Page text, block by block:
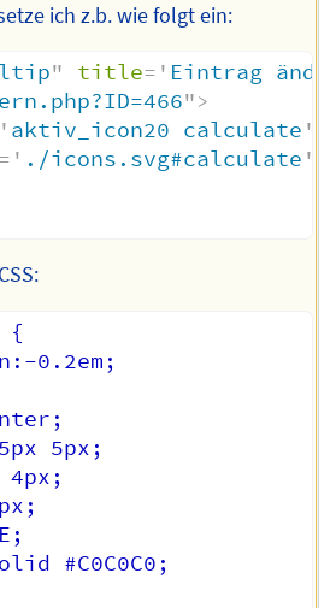
ich z.b. wie folgt ein:
" title= ' Eintrag
">
' aktiv_icon20 calculate '
' ./icons.svg#calculate '
{
0.2em;
5px;
#C0C0C0;